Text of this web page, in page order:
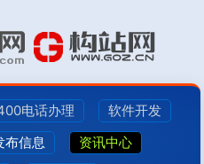
电话办理
软件开发
布信息
资讯中心